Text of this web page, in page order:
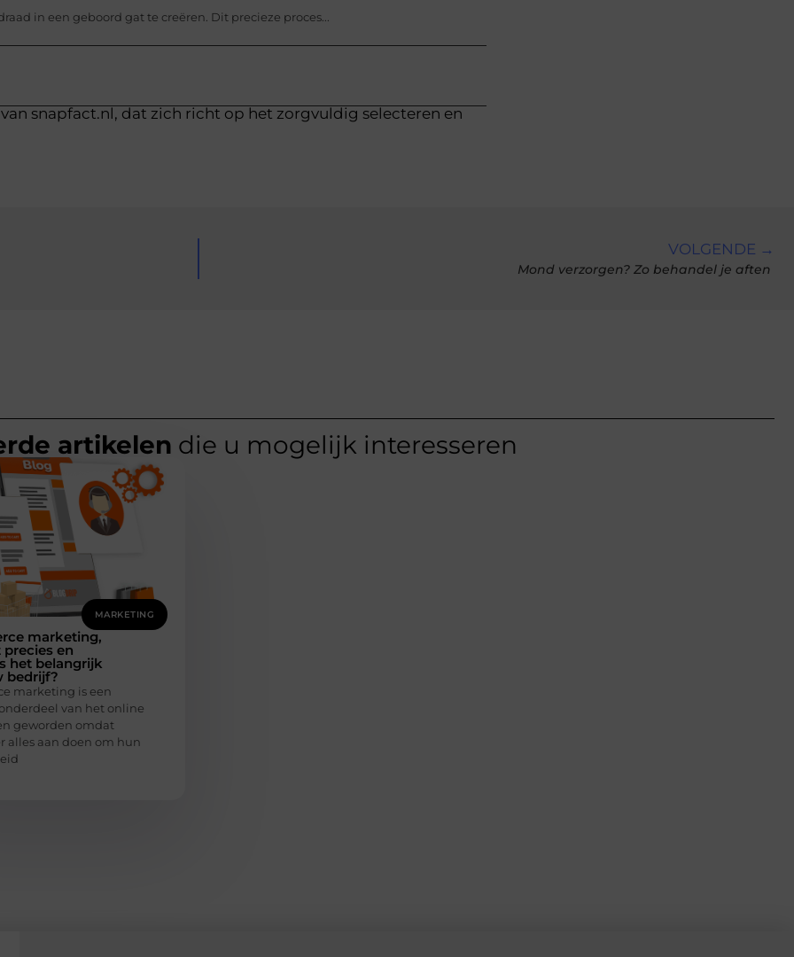
in een geboord gat te creëren. Dit precieze proces...
snapfact.nl, dat zich richt op het zorgvuldig selecteren en
VOLGENDE →
Mond verzorgen? Zo behandel je aften
artikelen die u mogelijk interesseren
MARKETING
marketing,
en
het belangrijk
bedrijf?
marketing is een
van het online
geworden omdat
alles aan doen om hun